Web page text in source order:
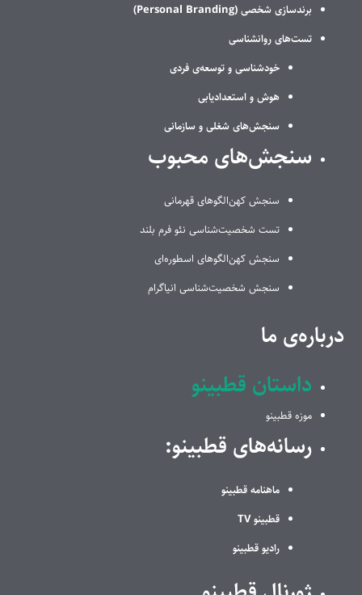
برندسازی شخصی (Personal Branding)
تست‌های روانشناسی
خودشناسی و توسعه‌ی فردی
هوش و استعدادیابی
سنجش‌های شغلی و سازمانی
سنجش‌های محبوب
سنجش کهن‌الگوهای قهرمانی
تست شخصیت‌شناسی نئو فرم بلند
سنجش کهن‌الگوهای اسطوره‌ای
سنجش شخصیت‌شناسی انیاگرام
درباره‌ی ما
داستان قطبینو
موزه قطبینو
رسانه‌های قطبینو:
ماهنامه قطبینو
قطبینو TV
رادیو قطبینو